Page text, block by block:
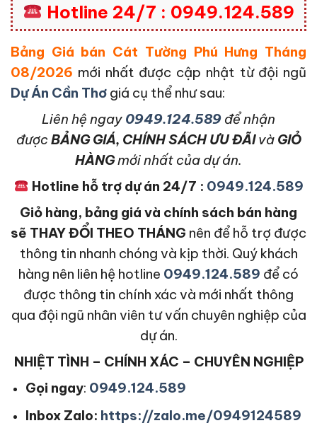
Hotline 24/7 : 0949.124.589
Bảng Giá bán Cát Tường Phú Hưng Tháng
08/2026 mới nhất được cập nhật từ đội ngũ
Dự Án Cần Thơ giá cụ thể như sau:
Liên hệ ngay 0949.124.589 để nhận
được BẢNG GIÁ, CHÍNH SÁCH ƯU ĐÃIvàGIỎ
HÀNGmới nhất của dự án.
Hotline hỗ trợ dự án 24/7 : 0949.124.589
Giỏ hàng, bảng giá và chính sách bán hàng
sẽ THAY ĐỔI THEO THÁNG nên để hỗ trợ được
thông tin nhanh chóng và kịp thời. Quý khách
hàng nên liên hệ hotline 0949.124.589 để có
được thông tin chính xác và mới nhất thông
qua đội ngũ nhân viên tư vấn chuyên nghiệp của
dự án.
NHIỆT TÌNH – CHÍNH XÁC – CHUYÊN NGHIỆP
Gọi ngay: 0949.124.589
Inbox Zalo: https://zalo.me/0949124589